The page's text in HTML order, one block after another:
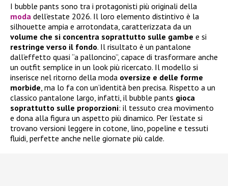
I bubble pants sono tra i protagonisti più originali della
moda dell’estate 2026. Il loro elemento distintivo è la
silhouette ampia e arrotondata, caratterizzata da un
volume che si concentra soprattutto sulle gambe e si
restringe verso il fondo. Il risultato è un pantalone
dall’effetto quasi “a palloncino”, capace di trasformare anche
un outfit semplice in un look più ricercato. Il modello si
inserisce nel ritorno della moda oversize e delle forme
morbide , ma lo fa con un’identità ben precisa. Rispetto a un
classico pantalone largo, infatti, il bubble pants gioca
soprattutto sulle proporzioni: il tessuto crea movimento
e dona alla figura un aspetto più dinamico. Per l’estate si
trovano versioni leggere in cotone, lino, popeline e tessuti
fluidi, perfette anche nelle giornate più calde.